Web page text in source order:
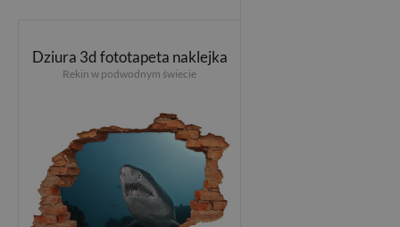
Dziura 3d fototapeta naklejka
Rekin w podwodnym świecie